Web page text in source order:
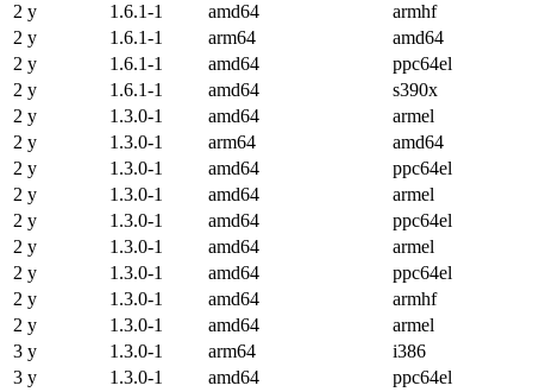
2 y
1.6.1-1 amd64
armhf
2 y
1.6.1-1 arm64
amd64
2 y
1.6.1-1 amd64
ppc64el
2 y
1.6.1-1 amd64
s390x
2 y
1.3.0-1 amd64
armel
2 y
1.3.0-1 arm64
amd64
2 y
1.3.0-1 amd64
ppc64el
2 y
1.3.0-1 amd64
armel
2 y
1.3.0-1 amd64
ppc64el
2 y
1.3.0-1 amd64
armel
2 y
1.3.0-1 amd64
ppc64el
2 y
1.3.0-1 amd64
armhf
2 y
1.3.0-1 amd64
armel
3 y
1.3.0-1 arm64
i386
3 y
1.3.0-1 amd64
ppc64el